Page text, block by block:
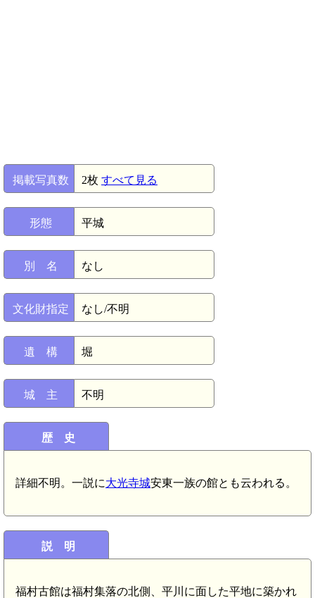
掲載写真数 2枚 すべて見る
形態 平城
別 名 なし
文化財指定 なし/不明
遺 構 堀
城 主 不明
歴 史
詳細不明。一説に大光寺城安東一族の館とも云われる。
説 明
福村古館は福村集落の北側、平川に面した平地に築かれ